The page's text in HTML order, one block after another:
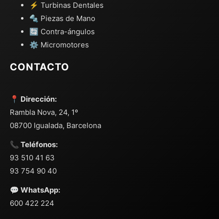
⚡ Turbinas Dentales
🔩 Piezas de Mano
🔄 Contra-ángulos
⚙️ Micromotores
CONTACTO
📍 Dirección:
Rambla Nova, 24, 1º
08700 Igualada, Barcelona
📞 Teléfonos:
93 510 41 63
93 754 90 40
💬 WhatsApp:
600 422 224